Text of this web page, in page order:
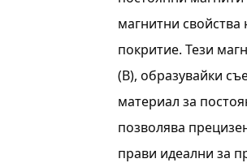
магнитни
покритие. Тези
(B), образувайки
материал за
позволява
прави идеални за